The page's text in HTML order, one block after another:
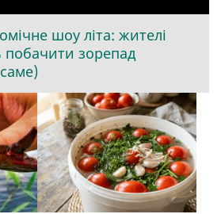
шоу літа: жителі
побачити зорепад